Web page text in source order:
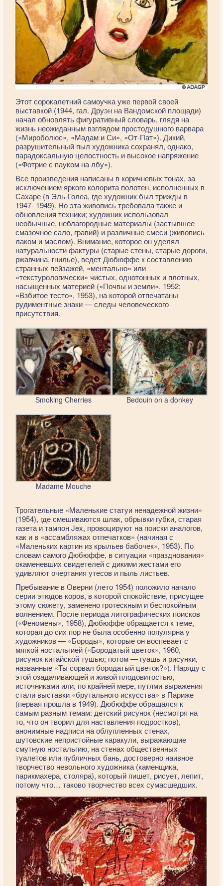
Этот сорокалетний самоучка уже первой своей
выставкой (1944, гал. Друэн на Вандомской площади)
начал обновлять фигуративный словарь, глядя на
жизнь неожиданным взглядом простодушного варвара
(«Мироболюс», «Мадам и Си», «От-Пат»). Дикий,
разрушительный пыл художника сохранял, однако,
парадоксальную целостность и высокое напряжение
(«Фотрие с пауком на лбу»).
Все произведения написаны в коричневых тонах, за
исключением яркого колорита полотен, исполненных в
Сахаре (в Эль-Голеа, где художник был трижды в
1947- 1949). Но эта живопись требовала также и
обновления техники; художник использовал
необычные, неблагородные материалы (застывшее
смазочное сало, гравий) и различные смеси (живопись
лаком и маслом). Внимание, которое он уделял
натуральности фактуры (старые стены, старые дороги,
ржавчина, гнилье), ведет Дюбюффе к составлению
странных пейзажей, «ментально» или
«текстурологически» чистых, однотонных и плотных,
насыщенных материей («Почвы и земли», 1952;
«Взбитое тесто», 1953), на которой отпечатаны
рудиментные знаки — следы человеческого
присутствия.
Smoking Cherries Bedouin on a donkey
Madame Mouche
Трогательные «Маленькие статуи ненадежной жизни»
(1954), где смешиваются шлак, обрывки губки, старая
газета и тампон Jex, провоцируют на поиски аналогов,
как и в «ассамбляжах отпечатков» (начиная с
«Маленьких картин из крыльев бабочек», 1953). По
словам самого Дюбюффе, в ситуации «празднования»
окаменевших свидетелей с дикими жестами его
удивляют очертания утесов и пыль листьев.
Пребывание в Оверни (лето 1954) положило начало
серии этюдов коров, в которой спокойствие, присущее
этому сюжету, заменено гротескным и беспокойным
волнением. После периода литографических поисков
(«Феномены», 1958), Дюбюффе обращается к теме,
которая до сих пор не была особенно популярна у
художников — «Бороды», которые он воспевает с
мягкой ностальгией («Бородатый цветок», 1960,
рисунок китайской тушью; потом — гуашь и рисунки,
названные «Ты сорвал бородатый цветок?»). Наряду с
этой озадачивающей и живой плодовитостью,
источниками или, по крайней мере, путями выражения
стали выставки «брутального искусства» в Париже
(первая прошла в 1949). Дюбюффе обращался к
самым разным темам: детский рисунок (несмотря на
то, что он творил для наставления подростков),
анонимные надписи на облупленных стенах,
шутовские непристойные каракули, выражающие
смутную ностальгию, на стенах общественных
туалетов или публичных бань, достоверно наивное
творчество невольного художника (каменщика,
парикмахера, столяра), который пишет, рисует, лепит,
потому что… таково творчество всех сумасшедших.